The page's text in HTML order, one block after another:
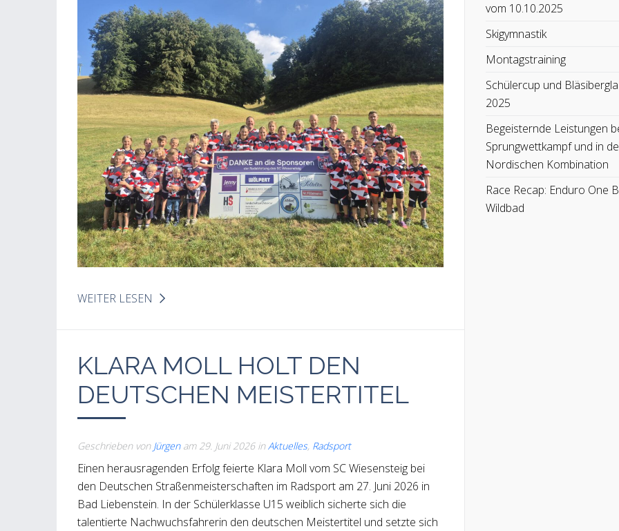
WEITER LESEN
KLARA MOLL HOLT DEN
DEUTSCHEN MEISTERTITEL
Geschrieben von Jürgenam 29. Juni 2026inAktuelles, Radsport
Einen herausragenden Erfolg feierte Klara Moll vom SC Wiesensteig bei
den Deutschen Straßenmeisterschaften im Radsport am 27. Juni 2026 in
Bad Liebenstein. In der Schülerklasse U15 weiblich sicherte sich die
talentierte Nachwuchsfahrerin den deutschen Meistertitel und setzte sich
vom 10.10.2025
Skigymnastik
Montagstraining
Schülercup und
2025
Begeisternde Leistungen
Sprungwettkampf und in
Nordischen Kombination
Race Recap: Enduro One
Wildbad